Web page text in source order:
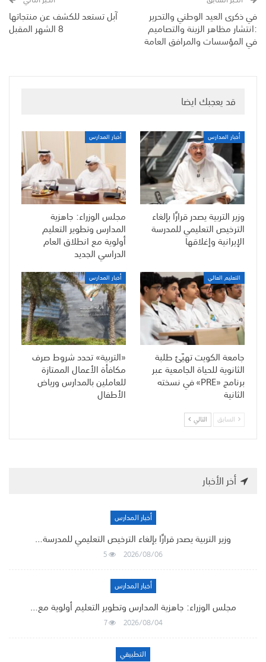
في ذكرى العيد الوطني والتحرير
:انتشار مظاهر الزينة والتصاميم
في المؤسسات والمرافق العامة
آبل تستعد للكشف عن منتجاتها
8 الشهر المقبل
قد يعجبك ايضا
أخبار المدارس
وزير التربية يصدر قرارًا بإلغاء
الترخيص التعليمي للمدرسة
الإيرانية وإغلاقها
أخبار المدارس
مجلس الوزراء: جاهزية
المدارس وتطوير التعليم
أولوية مع انطلاق العام
الدراسي الجديد
التعليم العالي
جامعة الكويت تهيّئ طلبة
الثانوية للحياة الجامعية عبر
برنامج «PRE» في نسخته
الثانية
أخبار المدارس
«التربية» تحدد شروط صرف
مكافأة الأعمال الممتازة
للعاملين بالمدارس ورياض
الأطفال
السابق التالي
أخر الأخبار
أخبار المدارس
وزير التربية يصدر قرارًا بإلغاء الترخيص التعليمي للمدرسة…
2026/08/06
5
أخبار المدارس
مجلس الوزراء: جاهزية المدارس وتطوير التعليم أولوية مع…
2026/08/04
7
التطبيقي